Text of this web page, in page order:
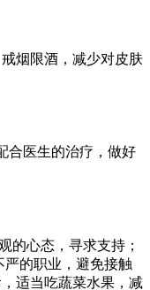
烟限酒，减少对皮肤
合医生的治疗，做好
的心态，寻求支持；
的职业，避免接触
适当吃蔬菜水果，减